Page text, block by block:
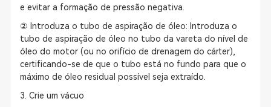
e evitar a formação de pressão negativa.
② Introduza o tubo de aspiração de óleo: Introduza o
tubo de aspiração de óleo no tubo da vareta do nível de
óleo do motor (ou no orifício de drenagem do cárter),
certificando-se de que o tubo está no fundo para que o
máximo de óleo residual possível seja extraído.
3. Crie um vácuo